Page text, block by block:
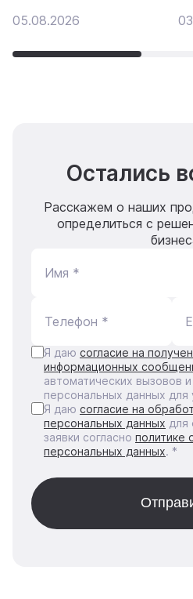
05.08.2026
Остались
Расскажем о наших
определиться с
Имя *
Телефон *
Я даю согласие на
информационных
автоматических вызовов
персональных данных для
Я даю согласие на
персональных данных для
заявки согласно политике
персональных данных. *